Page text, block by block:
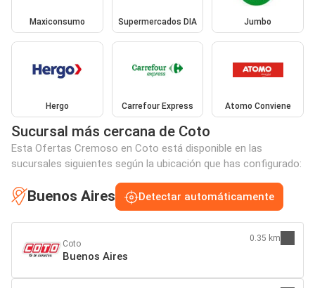
Maxiconsumo Supermercados DIA Jumbo
Hergo Carrefour Express Atomo Conviene
Sucursal más cercana de Coto
Esta Ofertas Cremoso en Coto está disponible en las
sucursales siguientes según la ubicación que has configurado:
Buenos Aires Detectar automáticamente
Coto
Buenos Aires
0.35 km